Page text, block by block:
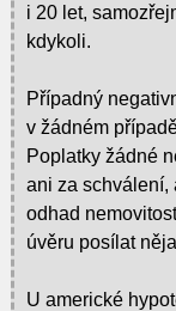
i 20 let,
kdykoli.
Případný
v žádném
Poplatky žádné
ani za schválení,
odhad
úvěru posílat
U americké